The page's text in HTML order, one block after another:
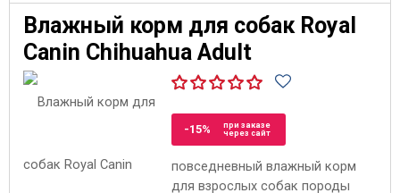
Влажный корм для собак Royal
Canin Chihuahua Adult
-15%
при заказе
через сайт
повседневный влажный корм
для взрослых собак породы